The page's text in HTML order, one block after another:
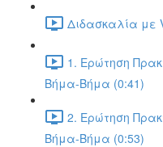
Διδασκαλία με
1. Ερώτηση
Βήμα-Βήμα (0:41)
2. Ερώτηση
Βήμα-Βήμα (0:53)